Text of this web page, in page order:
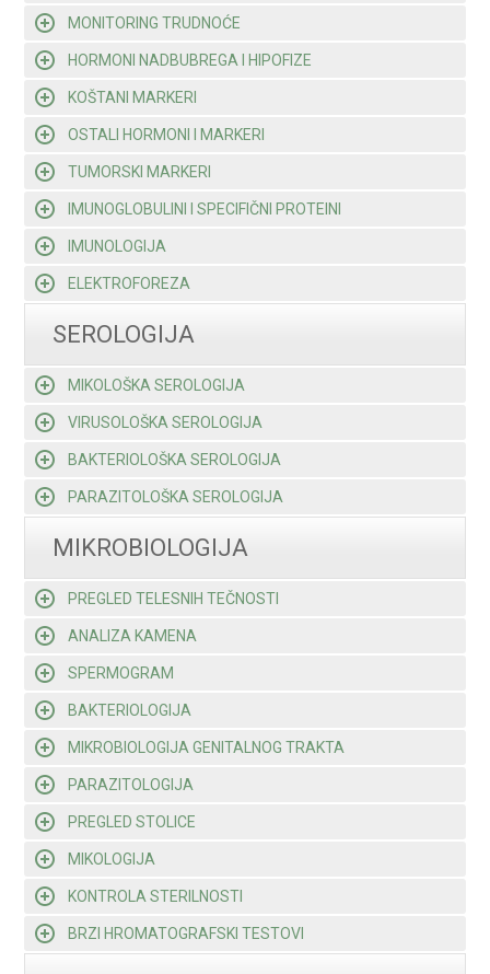
MONITORING TRUDNOĆE
HORMONI NADBUBREGA I HIPOFIZE
KOŠTANI MARKERI
OSTALI HORMONI I MARKERI
TUMORSKI MARKERI
IMUNOGLOBULINI I SPECIFIČNI PROTEINI
IMUNOLOGIJA
ELEKTROFOREZA
SEROLOGIJA
MIKOLOŠKA SEROLOGIJA
VIRUSOLOŠKA SEROLOGIJA
BAKTERIOLOŠKA SEROLOGIJA
PARAZITOLOŠKA SEROLOGIJA
MIKROBIOLOGIJA
PREGLED TELESNIH TEČNOSTI
ANALIZA KAMENA
SPERMOGRAM
BAKTERIOLOGIJA
MIKROBIOLOGIJA GENITALNOG TRAKTA
PARAZITOLOGIJA
PREGLED STOLICE
MIKOLOGIJA
KONTROLA STERILNOSTI
BRZI HROMATOGRAFSKI TESTOVI